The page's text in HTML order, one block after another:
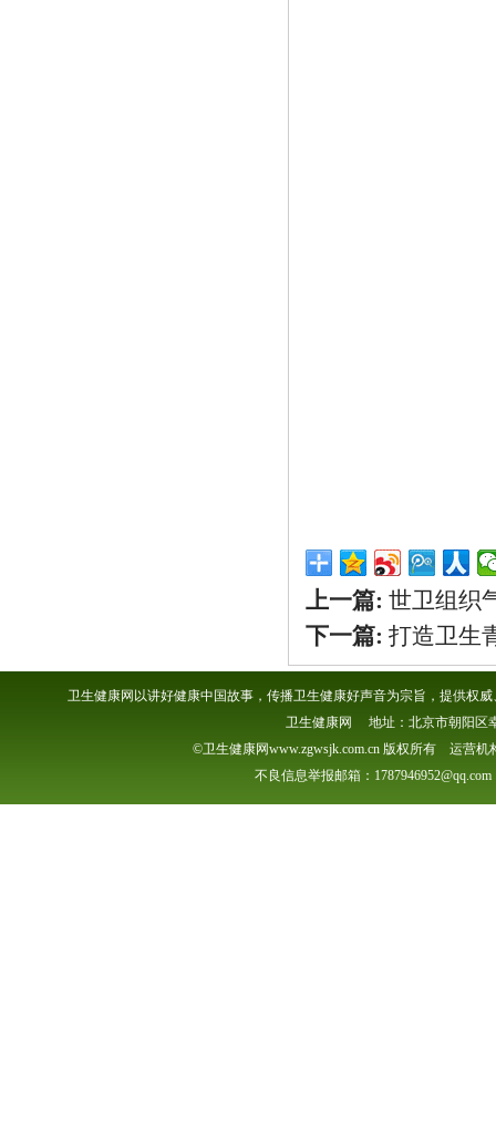
上一篇: 世卫组织
下一篇: 打造卫生
卫生健康网以讲好健康中国故事，传播卫生健康好声音为宗旨，提供权
卫生健康网 地址：北京市朝阳区
©卫生健康网www.zgwsjk.com.cn 版权所有 运营
不良信息举报邮箱：